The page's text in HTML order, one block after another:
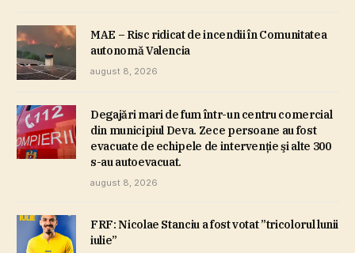
MAE – Risc ridicat de incendii în Comunitatea
autonomă Valencia
august 8, 2026
Degajări mari de fum într-un centru comercial
din municipiul Deva. Zece persoane au fost
evacuate de echipele de intervenţie şi alte 300
s-au autoevacuat.
august 8, 2026
FRF: Nicolae Stanciu a fost votat ”tricolorul lunii
iulie”